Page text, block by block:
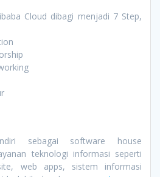
Cloud dibagi menjadi 7 Step,
sebagai software house
teknologi informasi seperti
web apps, sistem informasi